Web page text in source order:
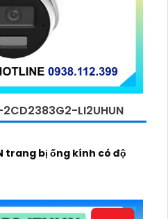
2CD2383G2-LI2UHUN
trang bị ống kính có độ